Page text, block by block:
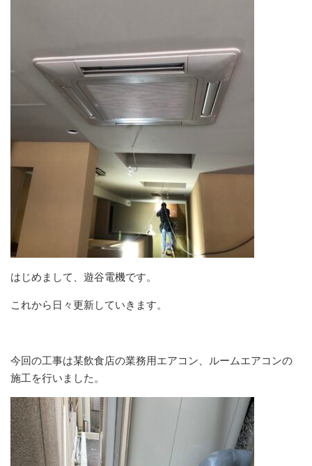
はじめまして、遊谷電機です。
これから日々更新していきます。
今回の工事は某飲食店の業務用エアコン、ルームエアコンの
施工を行いました。